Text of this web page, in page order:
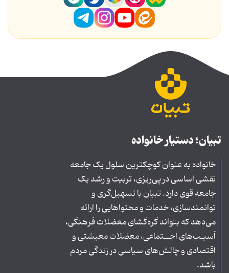
تبیان؛ دستیار خانواده
خانواده به عنوان کوچکترین سلول یک جامعه
نقشی اساسی در پی‌ریزی، تربیت و رشد یک
جامعه قوی دارد. تبیان با تسهیل‌گری و
توانمندسازی، خدمات و محتواهایی را ارائه
می‌دهد که بتواند گره‌گشای معضلات فرهنگی،
آسیـب‌های اجــتماعی، معضلات معیشتی و
اقتصادی و چالش‌های سیاسی در زندگی مردم
باشد.